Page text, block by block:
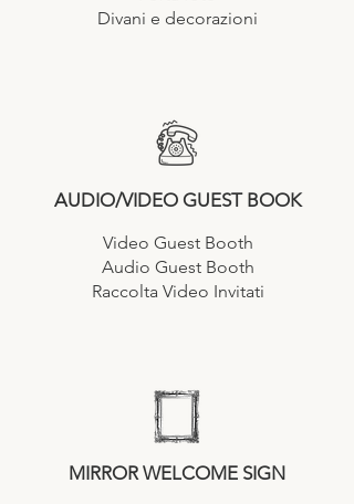
Divani e decorazioni
AUDIO/VIDEO GUEST BOOK
Video Guest Booth
Audio Guest Booth
Raccolta Video Invitati
MIRROR WELCOME SIGN